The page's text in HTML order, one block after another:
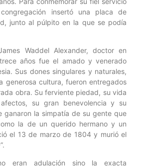
insertó una placa de
junto al púlpito en la que se podía
Waddel Alexander, doctor en
años fue el amado y venerado
Sus dones singulares y naturales,
generosa cultura, fueron entregados
obra. Su ferviente piedad, su vida
su gran benevolencia y su
ganaron la simpatía de su gente que
la de un querido hermano y un
el 13 de marzo de 1804 y murió el
eran adulación sino la exacta